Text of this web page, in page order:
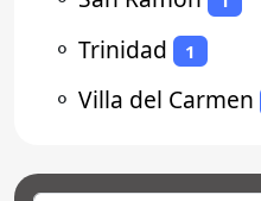
⚬ Trinidad 1
⚬ Villa del Carmen